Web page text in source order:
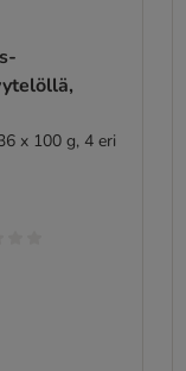
x 100 g, 4 eri